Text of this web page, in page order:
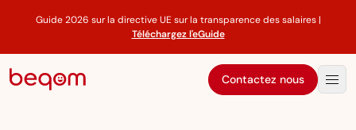
Guide 2026 sur la directive UE sur la transparence des salaires |
Téléchargez l'eGuide
Contactez nous